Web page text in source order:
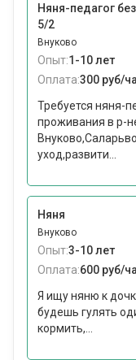
Няня-педагог
5/2
Внуково
Опыт:1-10 лет
Оплата:300 руб/
Требуется няня-
проживания в р-
уход,развити...
Няня
Внуково
Опыт:3-10 лет
Оплата:600 руб/
Я ищу няню к
будешь гулять
кормить,...